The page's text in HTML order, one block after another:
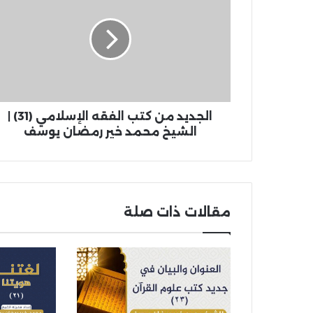
الجديد من كتب الفقه الإسلامي (31) |
الشيخ محمد خير رمضان يوسف
مقالات ذات صلة